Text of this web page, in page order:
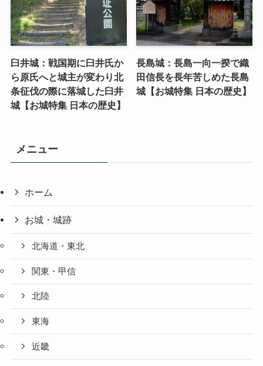
臼井城：戦国期に臼井氏か
ら原氏へと城主が変わり北
条征伐の際に落城した臼井
城【お城特集 日本の歴史】
長島城：長島一向一揆で織
田信長を長年苦しめた長島
城【お城特集 日本の歴史】
メニュー
ホーム
お城・城跡
北海道・東北
関東・甲信
北陸
東海
近畿